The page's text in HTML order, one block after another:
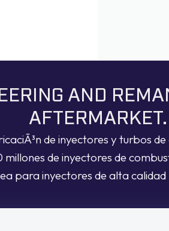
AND
AFTERMARKET.
de inyectores y turbos
de inyectores de
para inyectores de alta